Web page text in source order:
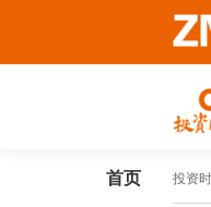
首页 投资